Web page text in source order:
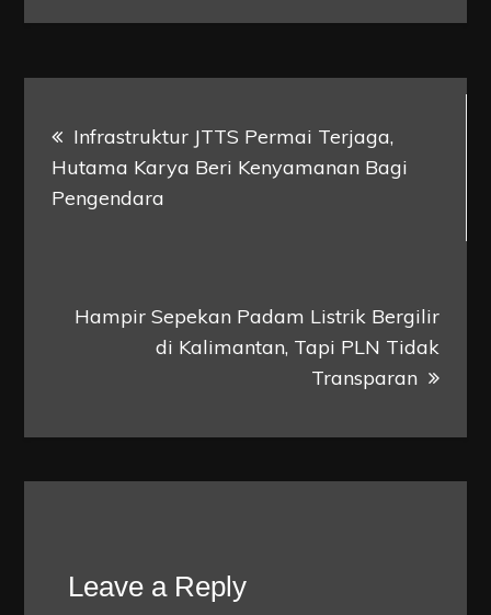
navigation
Infrastruktur JTTS Permai Terjaga,
Hutama Karya Beri Kenyamanan Bagi
Pengendara
Hampir Sepekan Padam Listrik Bergilir
di Kalimantan, Tapi PLN Tidak
Transparan
Leave a Reply